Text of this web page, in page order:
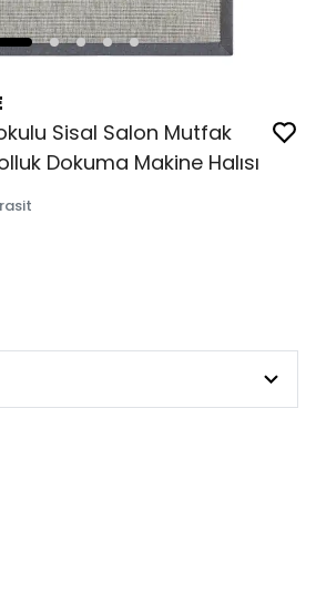
Sisal Salon Mutfak
Dokuma Makine Halısı